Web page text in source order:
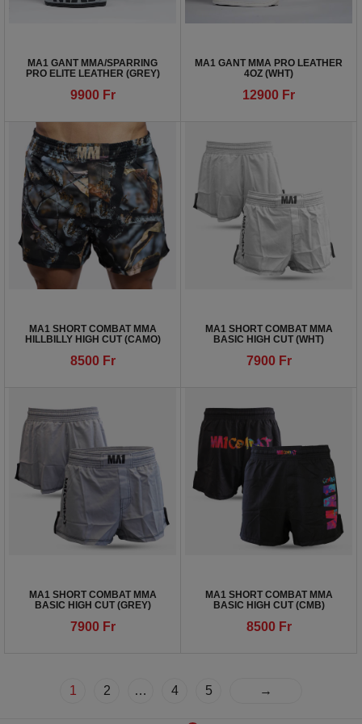
MA1 GANT MMA/SPARRING
PRO ELITE LEATHER (GREY)
9900 Fr
MA1 GANT MMA PRO LEATHER
4OZ (WHT)
12900 Fr
MA1 SHORT COMBAT MMA
HILLBILLY HIGH CUT (CAMO)
8500 Fr
MA1 SHORT COMBAT MMA
BASIC HIGH CUT (WHT)
7900 Fr
MA1 SHORT COMBAT MMA
BASIC HIGH CUT (GREY)
7900 Fr
MA1 SHORT COMBAT MMA
BASIC HIGH CUT (CMB)
8500 Fr
1 2 … 4 5 →